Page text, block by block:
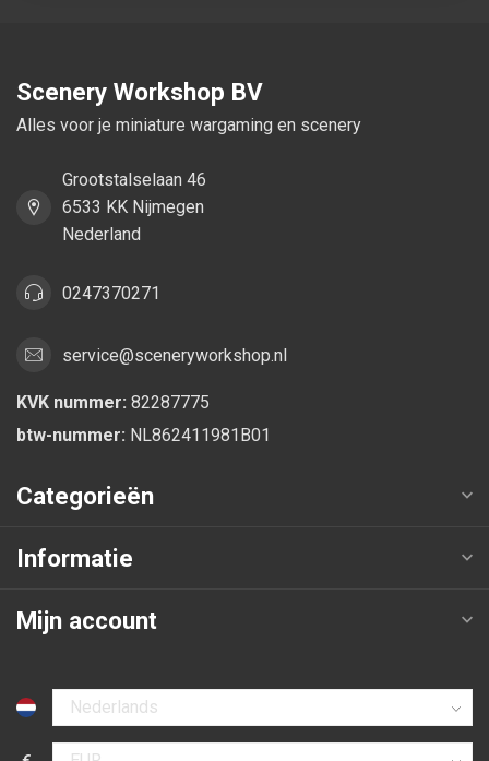
Scenery Workshop BV
Alles voor je miniature wargaming en scenery
Grootstalselaan 46
6533 KK Nijmegen
Nederland
0247370271
service@sceneryworkshop.nl
KVK nummer: 82287775
btw-nummer: NL862411981B01
Categorieën
Informatie
Mijn account
Selecteer taal